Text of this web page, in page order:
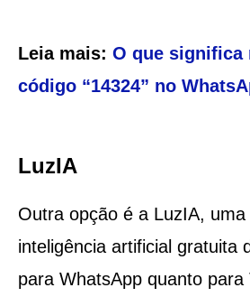
Leia mais: O que significa
código “14324” no
LuzIA
Outra opção é a LuzIA,
inteligência artificial gratuita
para WhatsApp quanto para